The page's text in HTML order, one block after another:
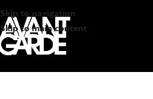
Skip to navigation
Skip to main content